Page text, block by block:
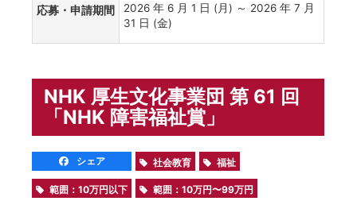
応募・申請期間
2026 年 6 月 1 日 (月) ～ 2026 年 7 月
31 日 (金)
NHK 厚生文化事業団 第 61 回
「NHK 障害福祉賞」
シェア 社会教育 福祉
範囲：10万円以下 範囲：10万円〜99万円